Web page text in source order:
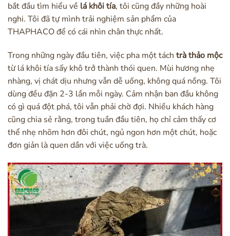
bắt đầu tìm hiểu về lá khôi tía, tôi cũng đầy những hoài
nghi. Tôi đã tự mình trải nghiệm sản phẩm của
THAPHACO để có cái nhìn chân thực nhất.
Trong những ngày đầu tiên, việc pha một tách trà thảo mộc
từ lá khôi tía sấy khô trở thành thói quen. Mùi hương nhẹ
nhàng, vị chát dịu nhưng vẫn dễ uống, không quá nồng. Tôi
dùng đều đặn 2-3 lần mỗi ngày. Cảm nhận ban đầu không
có gì quá đột phá, tôi vẫn phải chờ đợi. Nhiều khách hàng
cũng chia sẻ rằng, trong tuần đầu tiên, họ chỉ cảm thấy cơ
thể nhẹ nhõm hơn đôi chút, ngủ ngon hơn một chút, hoặc
đơn giản là quen dần với việc uống trà.